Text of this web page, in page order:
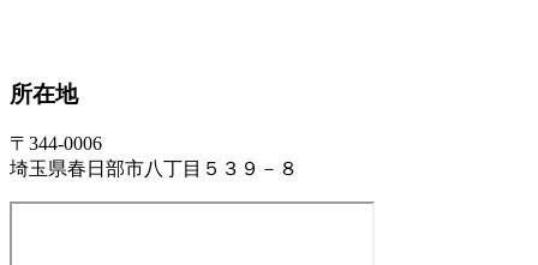
所在地
〒344-0006
埼玉県春日部市八丁目５３９－８